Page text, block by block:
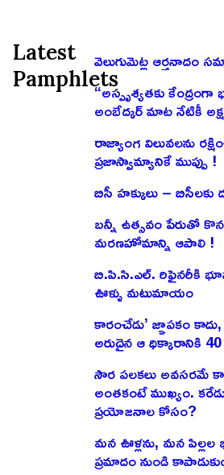
Latest
Pamphlets
వెలుగుమెట్ల ఆర్తనాదం
“అస్పృశ్యతకు
అంబేద్కర్ మాట నేటికీ
రాజ్యాంగ విలువలను
ప్రజాస్వామ్యానికే ముప్పు !
బిసీ హక్కులు – బిసీలకు
బన్నీ ఉత్సవం పేరుతో
మరణహోమాన్ని ఆపాలి !
బి.పి.సి.ఎల్. రిఫైనరీకి
ఊళ్ళు మటుమాయం
కారంచేడు’ జ్ఞాపకం
అరుదైన ఆ ధిక్కారానికి 40
సౌర పలకలు అవసరమే
అంతకంటే ముఖ్యం.
ప్రయోజనాల కోసం?
మన ఊళ్లను, మన పిల్లల
ప్రమాదం నుండి